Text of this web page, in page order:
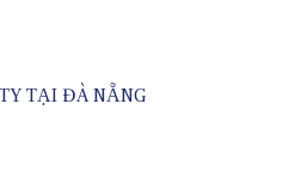
TẠI ĐÀ NẴNG